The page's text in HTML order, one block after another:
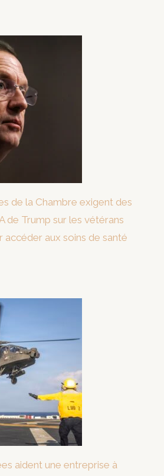
de la Chambre exigent des
de Trump sur les vétérans
accéder aux soins de santé
aident une entreprise à